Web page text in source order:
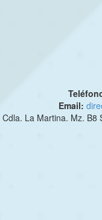
Email:
Cdla. La Martina. Mz. B8